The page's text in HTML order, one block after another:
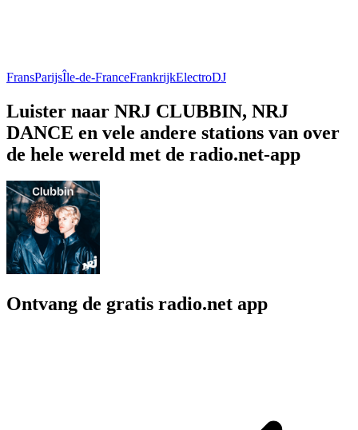
FransParijsÎle-de-FranceFrankrijkElectroDJ
Luister naar NRJ CLUBBIN, NRJ
DANCE en vele andere stations van over
de hele wereld met de radio.net-app
Ontvang de gratis radio.net app